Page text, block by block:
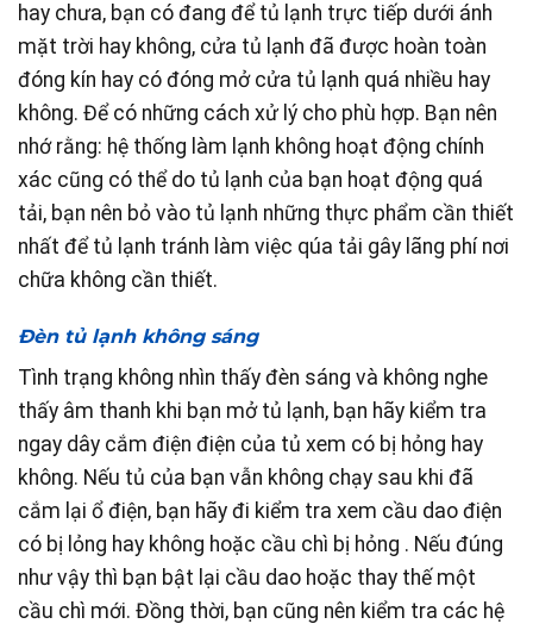
hay chưa, bạn có đang để tủ lạnh trực tiếp dưới ánh
mặt trời hay không, cửa tủ lạnh đã được hoàn toàn
đóng kín hay có đóng mở cửa tủ lạnh quá nhiều hay
không. Để có những cách xử lý cho phù hợp. Bạn nên
nhớ rằng: hệ thống làm lạnh không hoạt động chính
xác cũng có thể do tủ lạnh của bạn hoạt động quá
tải, bạn nên bỏ vào tủ lạnh những thực phẩm cần thiết
nhất để tủ lạnh tránh làm việc qúa tải gây lãng phí nơi
chữa không cần thiết.
Đèn tủ lạnh không sáng
Tình trạng không nhìn thấy đèn sáng và không nghe
thấy âm thanh khi bạn mở tủ lạnh, bạn hãy kiểm tra
ngay dây cắm điện điện của tủ xem có bị hỏng hay
không. Nếu tủ của bạn vẫn không chạy sau khi đã
cắm lại ổ điện, bạn hãy đi kiểm tra xem cầu dao điện
có bị lỏng hay không hoặc cầu chì bị hỏng . Nếu đúng
như vậy thì bạn bật lại cầu dao hoặc thay thế một
cầu chì mới. Đồng thời, bạn cũng nên kiểm tra các hệ